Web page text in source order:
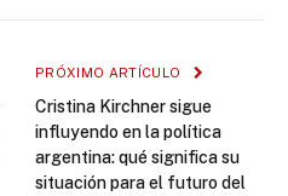
PRÓXIMO ARTÍCULO
Cristina Kirchner sigue
influyendo en la política
argentina: qué significa su
situación para el futuro del